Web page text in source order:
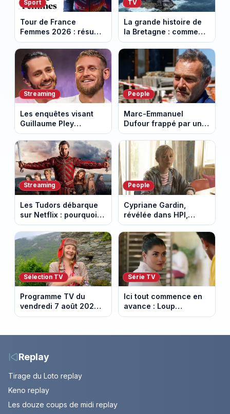
Sport
Tour de France
Femmes 2026 : résumé
vidéo de la 7e étape
avec l'ascension du
Mont Ventoux
TV
La grande histoire de
la Bretagne : comment
les Bretons ont
défendu leur culture
au fil des décennies
Streaming
Les enquêtes visant
Guillaume Pley
poussent Ragnar Le
Breton à quitter la
tournée Legend
People
Marc-Emmanuel
Dufour frappé par un
terrible incendie : son
chalet part en fumée
Streaming
Les Tudors débarque
sur Netflix : pourquoi la
série n’a rien perdu de
son pouvoir
People
Cypriane Gardin,
révélée dans HPI,
lance une cagnotte
après des difficultés
financières
Sélection TV
Programme TV du
vendredi 7 août 2026 :
notre sélection pour
Série TV
Ici tout commence en
avance : Loup
découvre la trahison
10 août 2026 (spoiler)
Replay
Tirage du Loto replay
Keno replay
Les douze coups de midi replay